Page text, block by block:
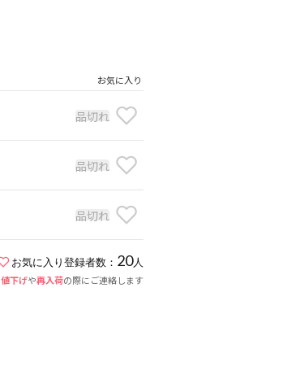
お気に入り
品切れ
品切れ
品切れ
お気に入り登録者数： 20人
値下げや再入荷の際にご連絡します